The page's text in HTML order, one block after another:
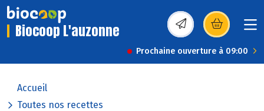
Biocoop L'auzonne (s’ouvre dans une
Prochaine ouverture à 09:00
Accueil
Toutes nos recettes